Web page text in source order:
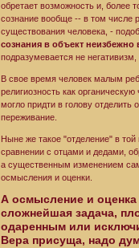
обретает возможность и, более
сознание вообще -- в том числе
существования человека, -
сознания в объект
подразумевается не
В свое время человек малым
религиозность как
могло придти в голову отделить
переживание.
Ныне же такое "отделение" в
сравнении с отцами и дедами,
а существенным изменением
осмысления и оценки.
А осмысление и оценка
сложнейшая задача,
одаренным или
Вера присуща, надо